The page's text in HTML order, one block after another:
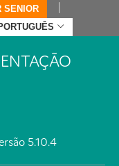
SENIOR
5.10.4